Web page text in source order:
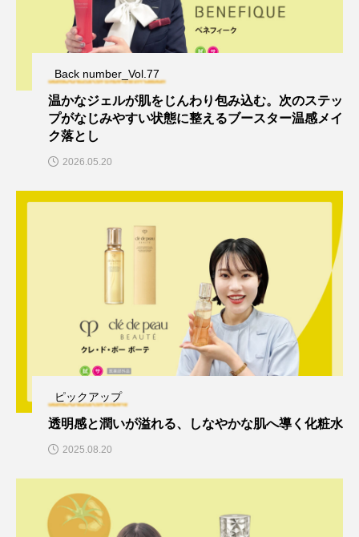
Back number_Vol.77
温かなジェルが肌をじんわり包み込む。次のステッ
プがなじみやすい状態に整えるブースター温感メイ
ク落とし
2026.05.20
ピックアップ
透明感と潤いが溢れる、しなやかな肌へ導く化粧水
2025.08.20